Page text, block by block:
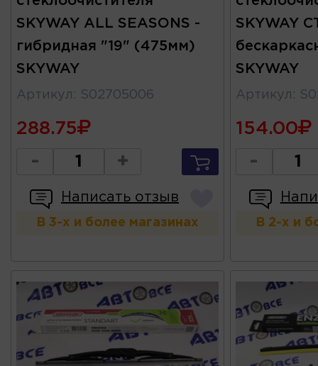
SKYWAY ALL SEASONS -
гибридная "19" (475мм)
SKYWAY
Артикул : S02705006
288.75
- +
Написать отзыв
В 3-х и более магазинах
SKYWAY
SKYWAY
Артикул :
154.00
-
В 2-х и